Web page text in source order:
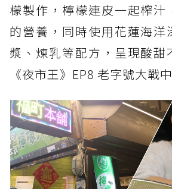
檬製作，檸檬連皮一起榨汁
的營養，同時使用花蓮海洋
漿、煉乳等配方，呈現酸甜
《夜市王》EP8 老字號大戰